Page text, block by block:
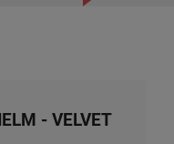
- VELVET